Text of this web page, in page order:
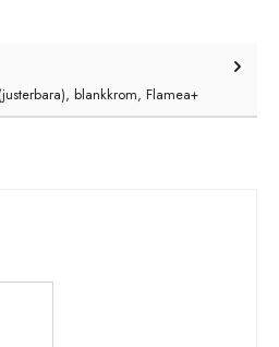
blankkrom, Flamea+